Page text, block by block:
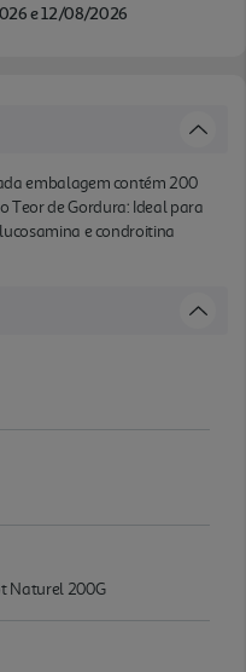
e 12/08/2026
embalagem contém 200
Teor de Gordura: Ideal para
e condroitina
Naturel 200G